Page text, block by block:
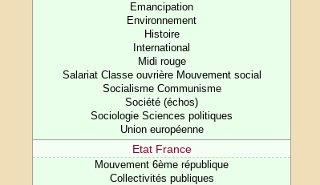
Emancipation
Environnement
Histoire
International
Midi rouge
Salariat Classe ouvrière Mouvement social
Socialisme Communisme
Société (échos)
Sociologie Sciences politiques
Union européenne
Etat France
Mouvement 6ème république
Collectivités publiques